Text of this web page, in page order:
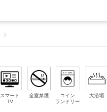
スマート
TV
全室禁煙
コイン
ランドリー
大浴場